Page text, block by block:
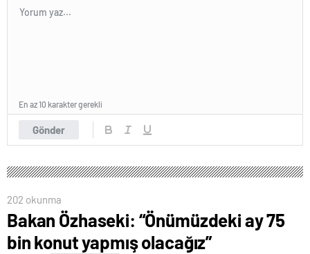
Gönder
En az 10 karakter gerekli
202 okunma
Bakan Özhaseki: “Önümüzdeki ay 75
bin konut yapmış olacağız”